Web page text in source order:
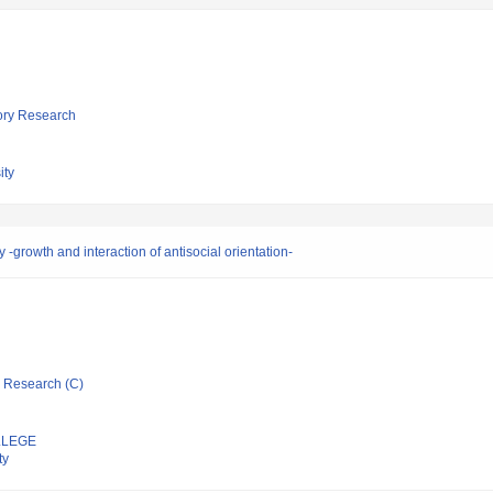
Research
-growth and interaction of antisocial orientation-
Research (C)